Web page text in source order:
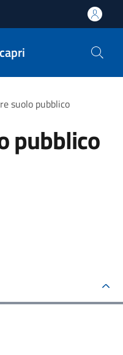
suolo pubblico
pubblico